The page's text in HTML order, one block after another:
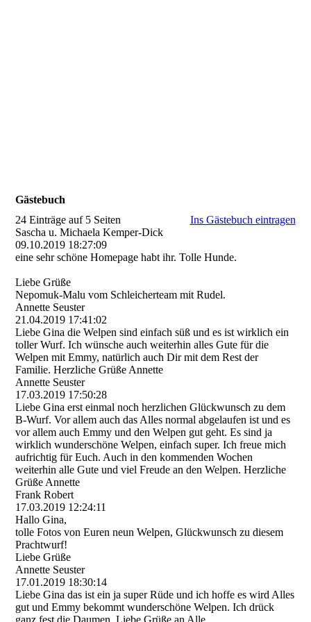
Gästebuch
24 Einträge auf 5 Seiten
Ins Gästebuch eintragen
Sascha u. Michaela Kemper-Dick
09.10.2019 18:27:09
eine sehr schöne Homepage habt ihr. Tolle Hunde.
Liebe Grüße
Nepomuk-Malu vom Schleicherteam mit Rudel.
Annette Seuster
21.04.2019 17:41:02
Liebe Gina die Welpen sind einfach süß und es ist wirklich ein
toller Wurf. Ich wünsche auch weiterhin alles Gute für die
Welpen mit Emmy, natürlich auch Dir mit dem Rest der
Familie. Herzliche Grüße Annette
Annette Seuster
17.03.2019 17:50:28
Liebe Gina erst einmal noch herzlichen Glückwunsch zu dem
B-Wurf. Vor allem auch das Alles normal abgelaufen ist und es
vor allem auch Emmy und den Welpen gut geht. Es sind ja
wirklich wunderschöne Welpen, einfach super. Ich freue mich
aufrichtig für Euch. Auch in den kommenden Wochen
weiterhin alle Gute und viel Freude an den Welpen. Herzliche
Grüße Annette
Frank Robert
17.03.2019 12:24:11
Hallo Gina,
tolle Fotos von Euren neun Welpen, Glückwunsch zu diesem
Prachtwurf!
Liebe Grüße
Annette Seuster
17.01.2019 18:30:14
Liebe Gina das ist ein ja super Rüde und ich hoffe es wird Alles
gut und Emmy bekommt wunderschöne Welpen. Ich drück